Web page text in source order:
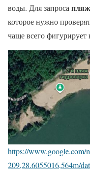
воды. Для запроса
которое нужно
чаще всего
https://www.google.com/
209,28.6055016,564m/